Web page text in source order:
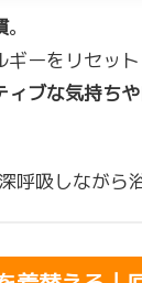
。
ーをリセッ
ィブな気持ち
呼吸しながら